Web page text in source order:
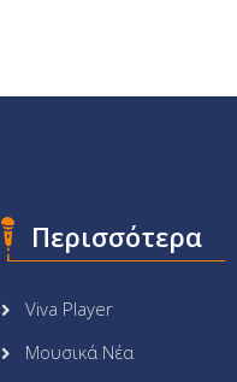
Περισσότερα
Viva Player
Μουσικά Νέα